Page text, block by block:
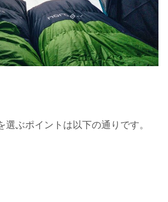
選ぶポイントは以下の通りです。